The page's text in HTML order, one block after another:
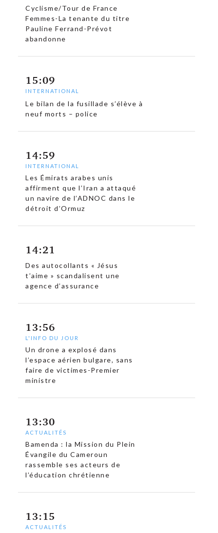
Cyclisme/Tour de France
Femmes-La tenante du titre
Pauline Ferrand-Prévot
abandonne
15:09
INTERNATIONAL
Le bilan de la fusillade s’élève à
neuf morts – police
14:59
INTERNATIONAL
Les Émirats arabes unis
affirment que l’Iran a attaqué
un navire de l’ADNOC dans le
détroit d’Ormuz
14:21
Des autocollants « Jésus
t’aime » scandalisent une
agence d’assurance
13:56
L'INFO DU JOUR
Un drone a explosé dans
l’espace aérien bulgare, sans
faire de victimes-Premier
ministre
13:30
ACTUALITÉS
Bamenda : la Mission du Plein
Évangile du Cameroun
rassemble ses acteurs de
l’éducation chrétienne
13:15
ACTUALITÉS